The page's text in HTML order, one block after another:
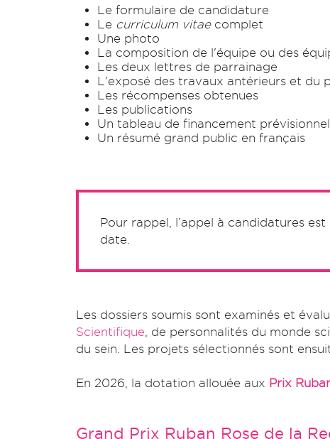
Le formulaire de candidature
Le curriculum vitaecomplet
Une photo
La composition de l'équipe ou des
Les deux lettres de parrainage
L'exposé des travaux antérieurs et du
Les récompenses obtenues
Les publications
Un tableau de financement prévisionnel
Un résumé grand public en français
Pour rappel, l’appel à candidatures
date.
Les dossiers soumis sont examinés et
Scientifique , de personnalités du monde
du sein. Les projets sélectionnés sont
En 2026, la dotation allouée aux Prix
Grand Prix Ruban Rose de la